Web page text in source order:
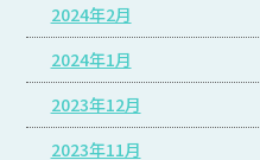
2024年2月
2024年1月
2023年12月
2023年11月